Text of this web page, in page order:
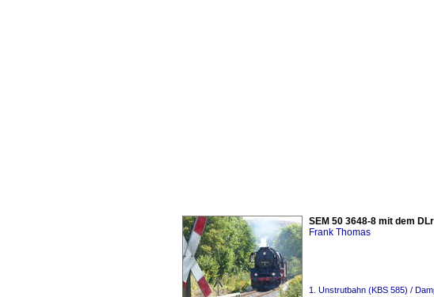
SEM 50 3648-8 mit dem
Frank Thomas
1. Unstrutbahn (KBS 585) /